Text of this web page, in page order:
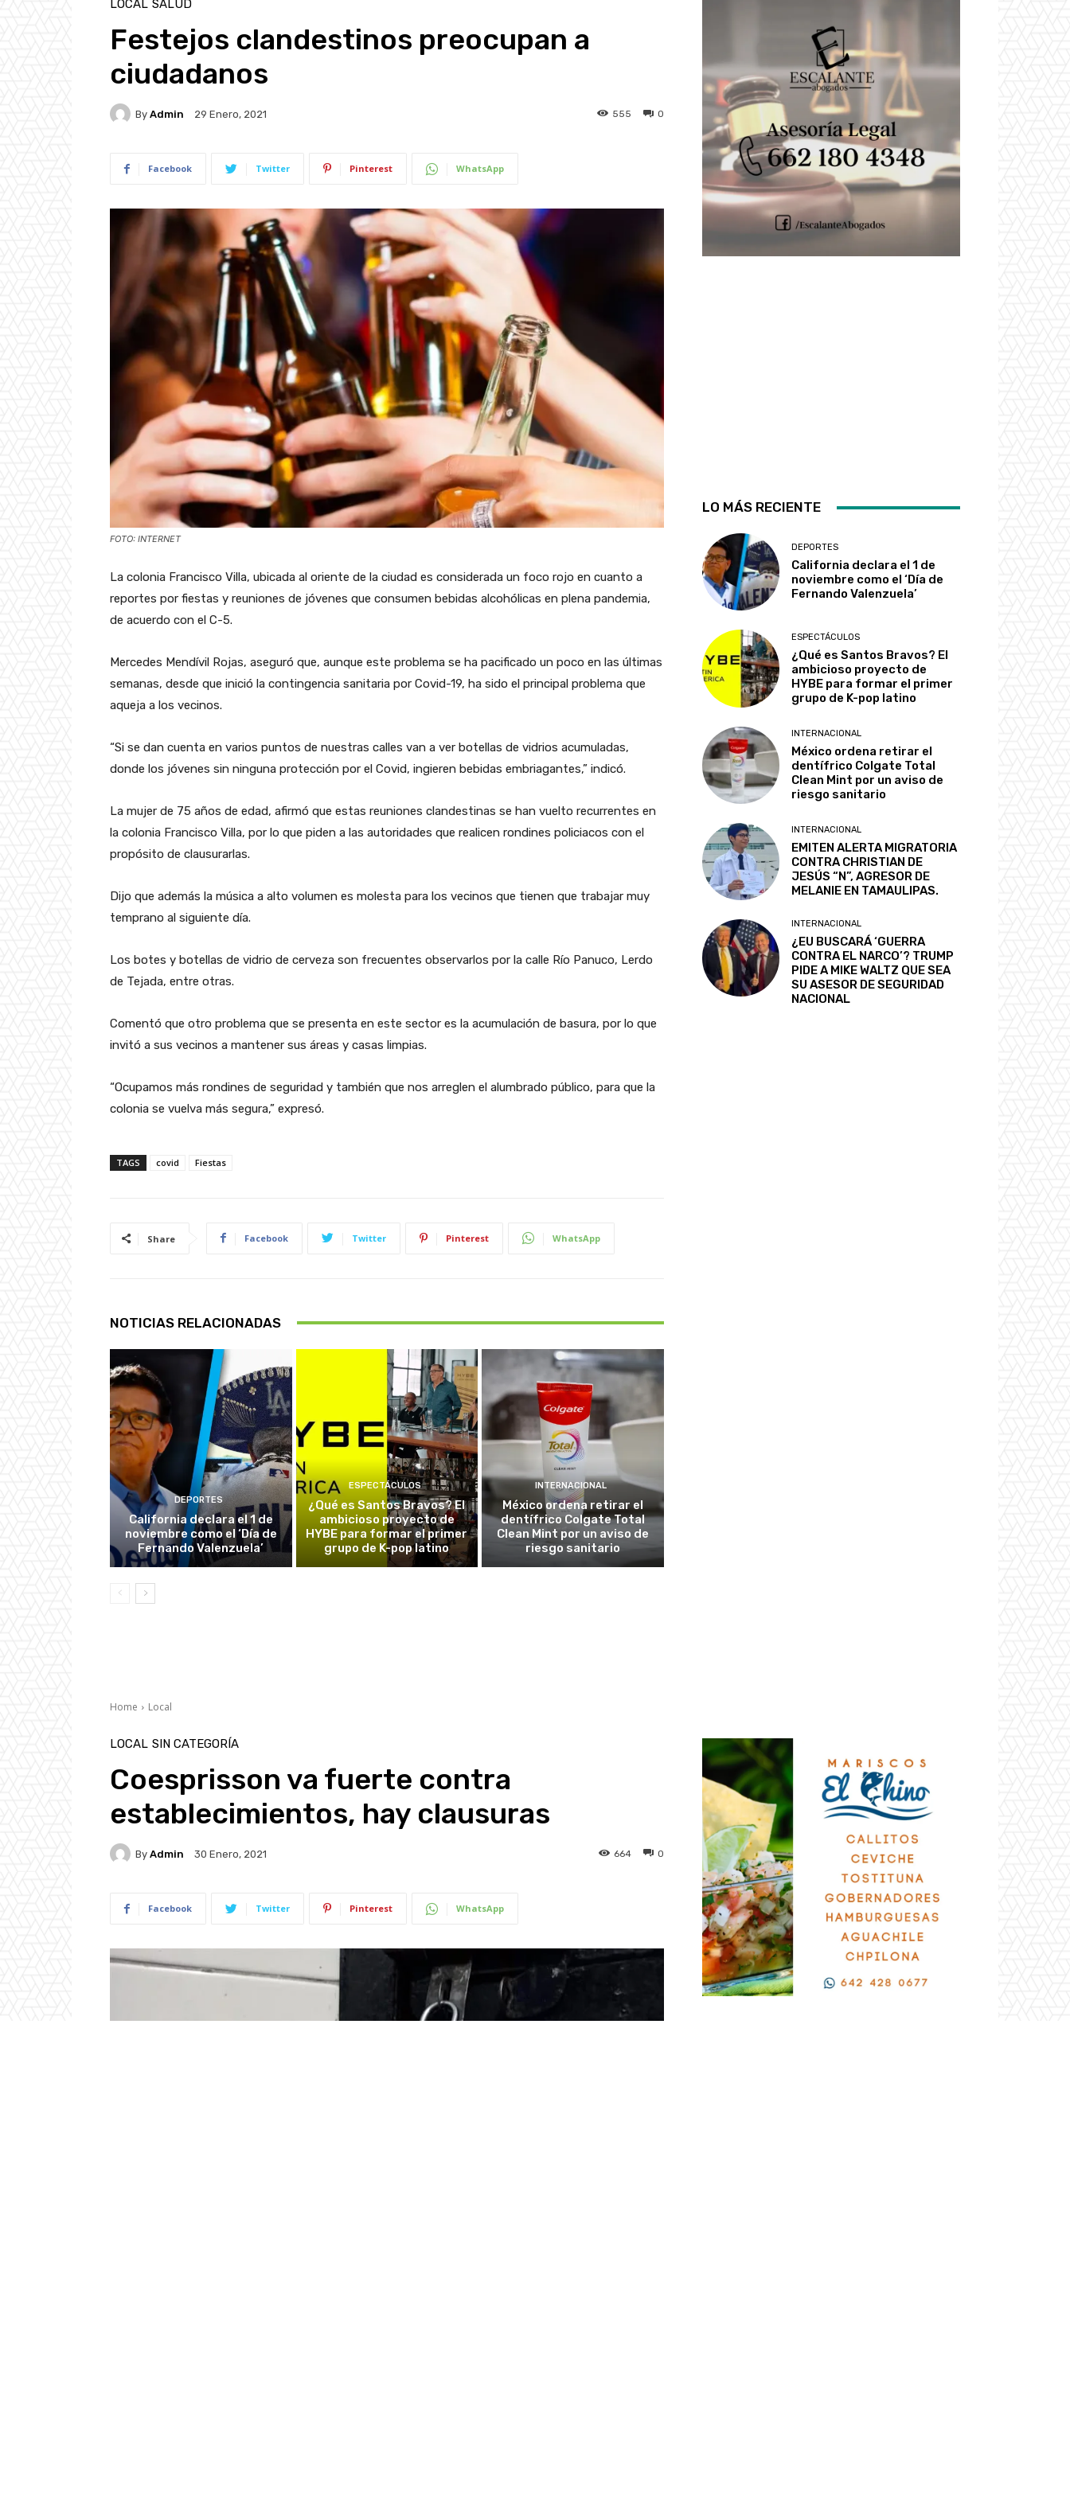
LOCAL SALUD
Festejos clandestinos preocupan a
ciudadanos
By Admin 29 Enero, 2021 0
555
Facebook Twitter Pinterest WhatsApp
FOTO: INTERNET
La colonia Francisco Villa, ubicada al oriente de la ciudad es considerada un foco rojo en cuanto a
reportes por fiestas y reuniones de jóvenes que consumen bebidas alcohólicas en plena pandemia,
de acuerdo con el C-5.
Mercedes Mendívil Rojas, aseguró que, aunque este problema se ha pacificado un poco en las últimas
semanas, desde que inició la contingencia sanitaria por Covid-19, ha sido el principal problema que
aqueja a los vecinos.
“Si se dan cuenta en varios puntos de nuestras calles van a ver botellas de vidrios acumuladas,
donde los jóvenes sin ninguna protección por el Covid, ingieren bebidas embriagantes,” indicó.
La mujer de 75 años de edad, afirmó que estas reuniones clandestinas se han vuelto recurrentes en
la colonia Francisco Villa, por lo que piden a las autoridades que realicen rondines policiacos con el
propósito de clausurarlas.
Dijo que además la música a alto volumen es molesta para los vecinos que tienen que trabajar muy
temprano al siguiente día.
Los botes y botellas de vidrio de cerveza son frecuentes observarlos por la calle Río Panuco, Lerdo
de Tejada, entre otras.
Comentó que otro problema que se presenta en este sector es la acumulación de basura, por lo que
invitó a sus vecinos a mantener sus áreas y casas limpias.
“Ocupamos más rondines de seguridad y también que nos arreglen el alumbrado público, para que la
colonia se vuelva más segura,” expresó.
TAGS covid Fiestas
Share Facebook Twitter Pinterest WhatsApp
NOTICIAS RELACIONADAS
DEPORTES
California declara el 1 de
noviembre como el ‘Día de
Fernando Valenzuela’
ESPECTÁCULOS
¿Qué es Santos Bravos? El
ambicioso proyecto de
HYBE para formar el primer
grupo de K-pop latino
INTERNACIONAL
México ordena retirar el
dentífrico Colgate Total
Clean Mint por un aviso de
riesgo sanitario
LO MÁS RECIENTE
DEPORTES
California declara el 1 de
noviembre como el ‘Día de
Fernando Valenzuela’
ESPECTÁCULOS
¿Qué es Santos Bravos? El
ambicioso proyecto de
HYBE para formar el primer
grupo de K-pop latino
INTERNACIONAL
México ordena retirar el
dentífrico Colgate Total
Clean Mint por un aviso de
riesgo sanitario
INTERNACIONAL
EMITEN ALERTA MIGRATORIA
CONTRA CHRISTIAN DE
JESÚS “N”, AGRESOR DE
MELANIE EN TAMAULIPAS.
INTERNACIONAL
¿EU BUSCARÁ ‘GUERRA
CONTRA EL NARCO’? TRUMP
PIDE A MIKE WALTZ QUE SEA
SU ASESOR DE SEGURIDAD
NACIONAL